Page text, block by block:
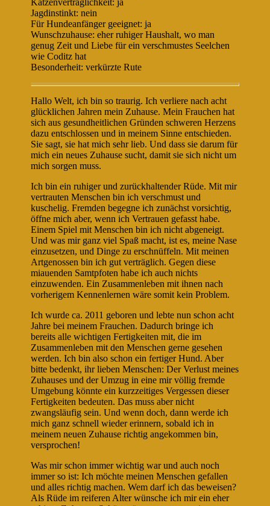
Jagdinstinkt: nein
Für Hundeanfänger geeignet: ja
Wunschzuhause: eher ruhiger Haushalt, wo man
genug Zeit und Liebe für ein verschmustes Seelchen
wie Coditz hat
Besonderheit: verkürzte Rute
Hallo Welt, ich bin so traurig. Ich verliere nach acht
glücklichen Jahren mein Zuhause. Mein Frauchen hat
sich aus gesundheitlichen Gründen schweren Herzens
dazu entschlossen und in meinem Sinne entschieden.
Sie sagt, sie hat mich sehr lieb. Und dass sie darum für
mich ein neues Zuhause sucht, damit sie sich nicht um
mich sorgen muss.
Ich bin ein ruhiger und zurückhaltender Rüde. Mit mir
vertrauten Menschen bin ich verschmust und
kuschelig. Fremden begegne ich zunächst vorsichtig,
öffne mich aber, wenn ich Vertrauen gefasst habe.
Einem Spiel mit Menschen bin ich nicht abgeneigt.
Und was mir ganz viel Spaß macht, ist es, meine Nase
einzusetzen, und Dinge zu erschnüffeln. Mit meinen
Artgenossen bin ich gut verträglich. Gegen diese
miauenden Samtpfoten habe ich auch nichts
einzuwenden. Ein Zusammenleben mit ihnen nach
vorherigem Kennenlernen wäre somit kein Problem.
Ich wurde ca. 2011 geboren und lebte nun schon acht
Jahre bei meinem Frauchen. Dadurch bringe ich
bereits alle wichtigen Fertigkeiten mit, die im
Zusammenleben mit den Menschen gerne gesehen
werden. Ich bin also schon ein fertiger Hund. Aber
bitte bedenkt, ihr lieben Menschen: Der Verlust meines
Zuhauses und der Umzug in eine mir völlig fremde
Umgebung könnte ein kurzzeitiges Vergessen dieser
Fertigkeiten bedeuten. Das muss aber nicht
zwangsläufig sein. Und wenn doch, dann werde ich
mich ganz schnell wieder erinnern, sobald ich in
meinem neuen Zuhause richtig angekommen bin,
versprochen!
Was mir schon immer wichtig war und auch noch
immer so ist: Ich möchte meinen Menschen gefallen
und alles richtig machen. Wem darf ich das beweisen?
Als Rüde im reiferen Alter wünsche ich mir ein eher